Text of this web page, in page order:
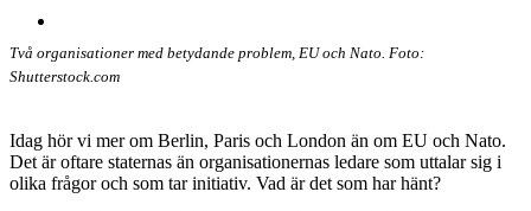
bild
Två organisationer med betydande problem, EU och Nato. Foto:
Shutterstock.com
Idag hör vi mer om Berlin, Paris och London än om EU och Nato.
Det är oftare staternas än organisationernas ledare som uttalar sig i
olika frågor och som tar initiativ. Vad är det som har hänt?